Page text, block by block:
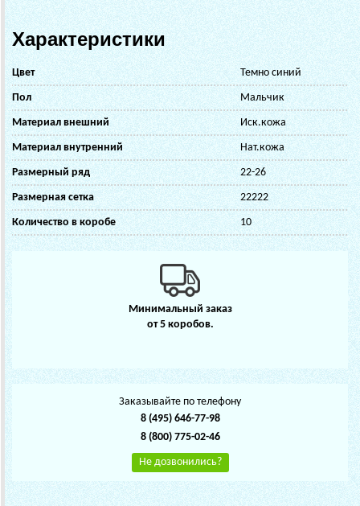
Характеристики
Цвет Темно синий
Пол Мальчик
Материал внешний Иск.кожа
Материал внутренний Нат.кожа
Размерный ряд 22-26
Размерная сетка 22222
Количество в коробе 10
Минимальный заказ
от 5 коробов.
Заказывайте по телефону
8 (495) 646-77-98
8 (800) 775-02-46
Не дозвонились?